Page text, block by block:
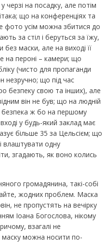
черзі на посадку, але потім
що на конференціях та
фото усім можна збитися до
за стіл і беруться за їжу,
без маски, але на виході її
на пероні – камери; що
(чисто для пропаганди
незручно; що під час
безпеку свою та інших), але
він не був; що на людній
безпека ж бо на першому
у будь-який заклад має
більше 35 за Цельсієм; що
влаштувати одну
згадають, як воно колись
громадянина, такі-собі
жодних проблем. Маска
не пропустять на вечірку
Іоана Богослова, нікому
взагалі не
маску можна носити по-